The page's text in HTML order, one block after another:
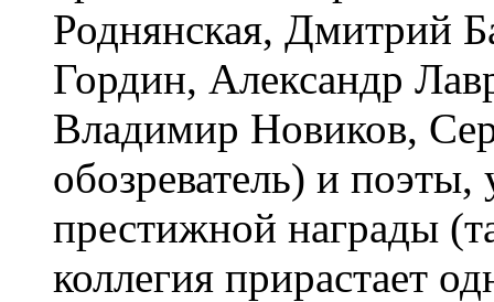
Роднянская, Дмитрий
Гордин, Александр
Владимир Новиков,
обозреватель) и
престижной награды
коллегия прирастает